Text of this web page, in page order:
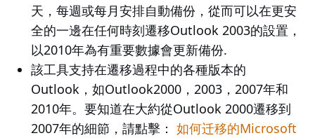
天，每週或每月安排自動備份，從而可以在更安
全的一邊在任何時刻遷移Outlook 2003的設置，
以2010年為有重要數據會更新備份.
該工具支持在遷移過程中的各種版本的
Outlook，如Outlook2000，2003，2007年和
2010年。要知道在大約從Outlook 2000遷移到
2007年的細節，請點擊： 如何迁移的Microsoft